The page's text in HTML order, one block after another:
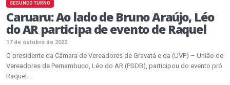
SEGUNDO TURNO
Caruaru: Ao lado de Bruno Araújo, Léo
do AR participa de evento de Raquel
17 de outubro de 2022
O presidente da Câmara de Vereadores de Gravatá e da (UVP) – União de
Vereadores de Pernambuco, Léo do AR (PSDB), participou do evento pró
Raquel...